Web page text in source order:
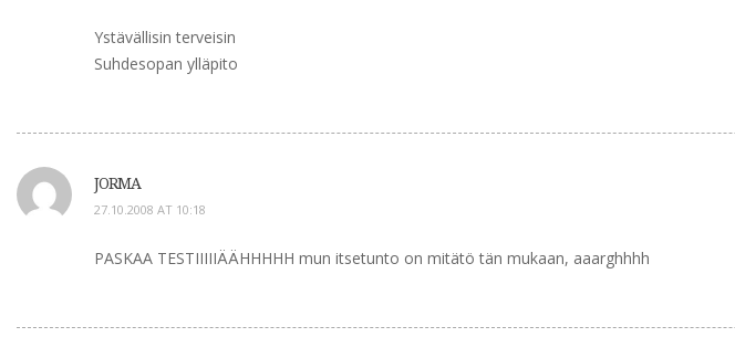
Ystävällisin terveisin
Suhdesopan ylläpito
JORMA
27.10.2008 AT 10:18
PASKAA TESTIIIIIÄÄHHHHH mun itsetunto on mitätö tän mukaan, aaarghhhh